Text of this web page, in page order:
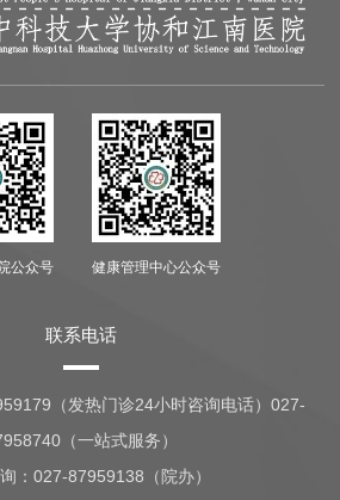
公众号 健康管理中心公众号
联系电话
（发热门诊24小时咨询电话）027-
（一站式服务）
：027-87959138（院办）